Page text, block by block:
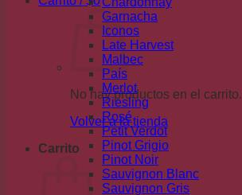
No hay productos en el carrito.
Volver a la tienda
Carrito
Garnacha
Iconos
Late Harvest
Malbec
País
Merlot
Riesling
Rosé
Petit Verdot
Pinot Grigio
Pinot Noir
Sauvignon Blanc
Sauvignon Gris